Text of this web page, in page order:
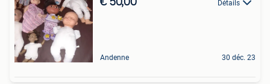
€ 50,00 Détails
Andenne 30 déc. 23